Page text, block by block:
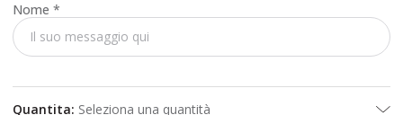
Nome *
Quantita: Seleziona una quantità